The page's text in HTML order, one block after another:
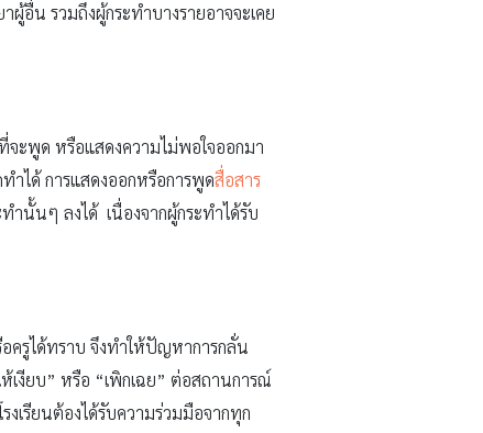
ผู้อื่น รวมถึงผู้กระทำบางรายอาจจะเคย
ะพูด หรือแสดงความไม่พอใจออกมา
ำได้ การแสดงออกหรือการพูดสื่อสาร
นั้นๆ ลงได้ เนื่องจากผู้กระทำได้รับ
ครูได้ทราบ จึงทำให้ปัญหาการกลั่น
เงียบ” หรือ “เพิกเฉย” ต่อสถานการณ์
เรียนต้องได้รับความร่วมมือจากทุก